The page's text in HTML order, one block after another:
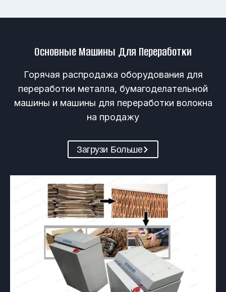
Основные Машины Для Переработки
Горячая распродажа оборудования для
переработки металла, бумагоделательной
машины и машины для переработки волокна
на продажу
Загрузи Больше